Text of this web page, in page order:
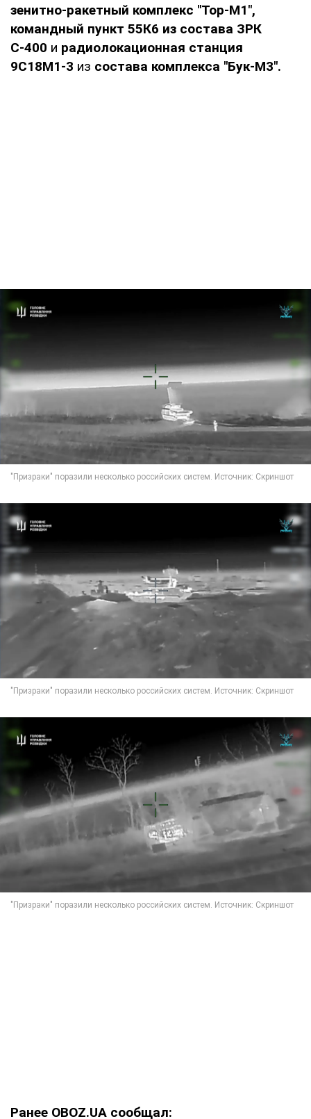
зенитно-ракетный комплекс "Тор-М1",
командный пункт 55К6 из состава ЗРК
С-400 и радиолокационная станция
9С18М1-3 из состава комплекса "Бук-М3".
Ранее OBOZ.UA сообщал: